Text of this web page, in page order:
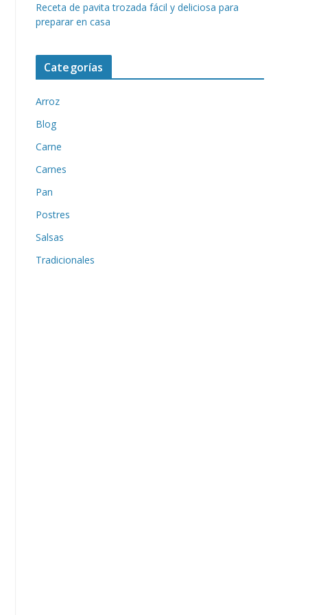
Receta de pavita trozada fácil y deliciosa para
preparar en casa
Categorías
Arroz
Blog
Carne
Carnes
Pan
Postres
Salsas
Tradicionales